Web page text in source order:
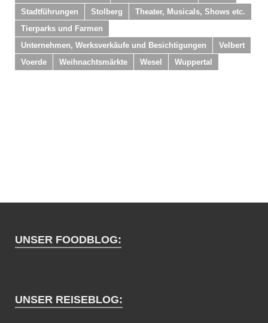
Stadtführungen
Stolberg
Theater, Musicals, Shows etc.
Tierparks und Farmen
Unternehmen, Werksverkäufe und Besichtigungen
Velbert
Voerde
Weihnachtsmärkte Wesel Wuppertal
UNSER FOODBLOG:
UNSER REISEBLOG: